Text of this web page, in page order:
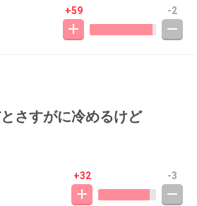
+59 -2
さすがに冷めるけど
+32 -3